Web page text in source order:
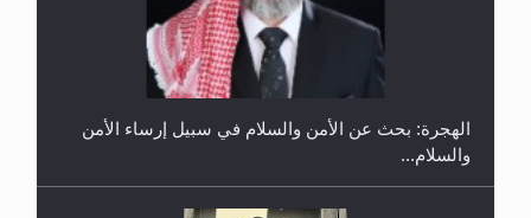
إتمام حفظ القرآن الكريم لثلاثة طلاب من مدرسة الحفظ
الهجرة: بحث عن الأمن والسلام في سبيل إرساء الأمن
والسلام...